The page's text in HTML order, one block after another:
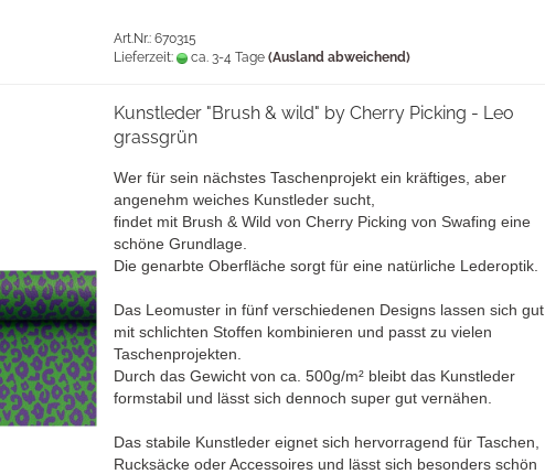
Art.Nr.: 670315
Lieferzeit:
ca. 3-4 Tage (Ausland abweichend)
Kunstleder "Brush & wild" by Cherry Picking - Leo
grassgrün
Wer für sein nächstes Taschenprojekt ein kräftiges, aber
angenehm weiches Kunstleder sucht,
findet mit Brush & Wild von Cherry Picking von Swafing eine
schöne Grundlage.
Die genarbte Oberfläche sorgt für eine natürliche Lederoptik.
Das Leomuster in fünf verschiedenen Designs lassen sich gut
mit schlichten Stoffen kombinieren und passt zu vielen
Taschenprojekten.
Durch das Gewicht von ca. 500g/m² bleibt das Kunstleder
formstabil und lässt sich dennoch super gut vernähen.
Das stabile Kunstleder eignet sich hervorragend für Taschen,
Rucksäcke oder Accessoires und lässt sich besonders schön